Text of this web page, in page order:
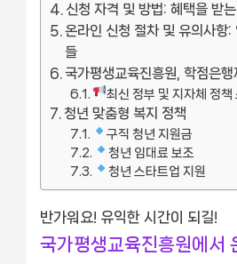
신청 자격 및 방법: 혜택을 받
온라인 신청 절차 및 유의사항:
들
국가평생교육진흥원, 학점은
최신 정부 및 지자체 정책
청년 맞춤형 복지 정책
구직 청년 지원금
청년 임대료 보조
청년 스타트업 지원
반가워요! 유익한 시간이 되길!
국가평생교육진흥원에서